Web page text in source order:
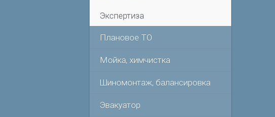
Экспертиза
Плановое ТО
Мойка, химчистка
Шиномонтаж, балансировка
Эвакуатор